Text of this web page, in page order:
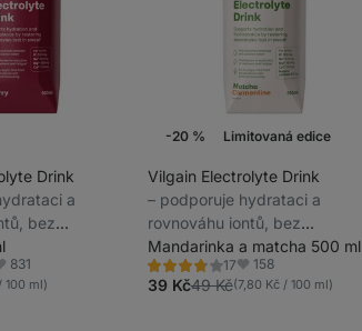
Drink
a
bez
slazeno
ze stévie
831
100 ml)
-20 % Limitovaná edice
Akce týdne Novinka
Vilgain Electrolyte Drink
⁠–⁠ podporuje hydrataci a
rovnováhu iontů, bez
rafinovaného cukru, slazeno
steviol-glykosidy ze stévie
Mandarinka a matcha 500 ml
17
Hodnocení
3.7/5,
17
Oblíbené
158
39 Kč49 Kč(7,80 Kč / 100 ml)